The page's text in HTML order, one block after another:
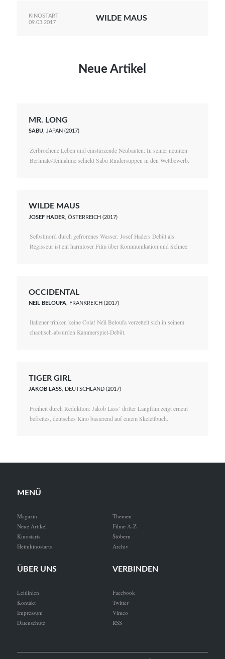
KINOSTART:
09.03.2017
WILDE MAUS
Neue Artikel
MR. LONG
SABU, JAPAN (2017)
Zerbrochene Leben und einstürzende Neubauten: In seiner neunten
Berlinale-Teilnahme schickt Sabu Rindersuppen in den Wettbewerb.
WILDE MAUS
JOSEF HADER , ÖSTERREICH (2017)
Selbstmord durch gefrorenes Wasser: Josef Haders Debüt als
Regisseur ist ein harmloser Film über Kommunikation und Schnee.
OCCIDENTAL
NEÏL BELOUFA , FRANKREICH (2017)
Italiener trinken keine Cola! Neïl Beloufa verzettelt sich in seinem
chaotisch-absurden Kammerspiel-Debüt.
TIGER GIRL
JAKOB LASS, DEUTSCHLAND (2017)
Freiheit durch Reduktion: Jakob Lass’ dritter Langfilm zeigt erneut
befreites, deutsches Kino basierend auf einem Skelettbuch.
MENÜ
Magazin
Neue Artikel
Kinostarts
Heimkinostarts
Themen
Filme A-Z
Stöbern
Archiv
ÜBER UNS
Leitlinien
Kontakt
Impressum
Datenschutz
VERBINDEN
Facebook
Twitter
Vimeo
RSS